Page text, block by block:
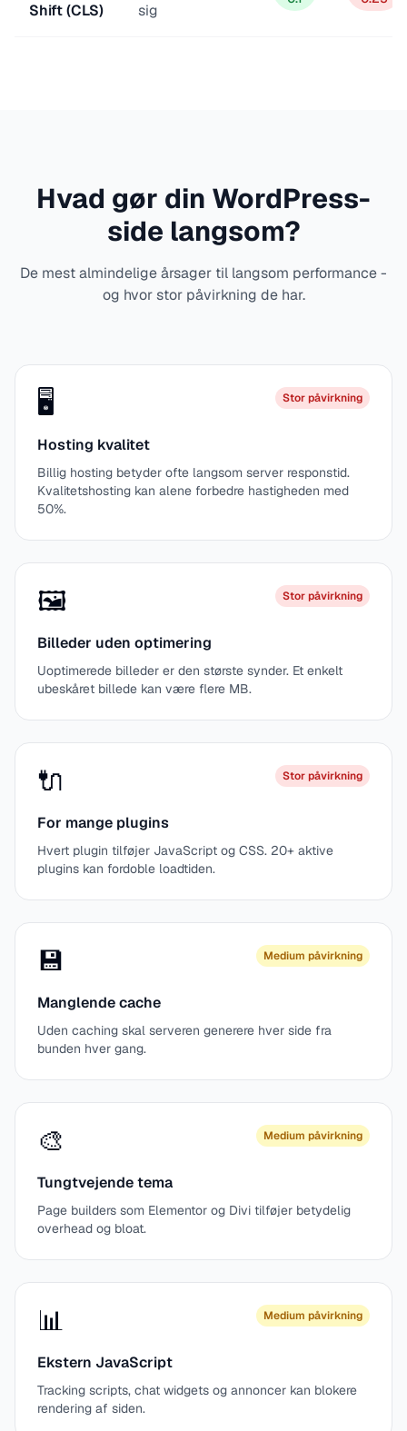
Shift (CLS) sig
Hvad gør din WordPress-
side langsom?
De mest almindelige årsager til langsom performance -
og hvor stor påvirkning de har.
🖥️ Stor påvirkning
Hosting kvalitet
Billig hosting betyder ofte langsom server responstid.
Kvalitetshosting kan alene forbedre hastigheden med
50%.
🖼️ Stor påvirkning
Billeder uden optimering
Uoptimerede billeder er den største synder. Et enkelt
ubeskåret billede kan være flere MB.
🔌 Stor påvirkning
For mange plugins
Hvert plugin tilføjer JavaScript og CSS. 20+ aktive
plugins kan fordoble loadtiden.
💾 Medium påvirkning
Manglende cache
Uden caching skal serveren generere hver side fra
bunden hver gang.
🎨 Medium påvirkning
Tungtvejende tema
Page builders som Elementor og Divi tilføjer betydelig
overhead og bloat.
📊 Medium påvirkning
Ekstern JavaScript
Tracking scripts, chat widgets og annoncer kan blokere
rendering af siden.